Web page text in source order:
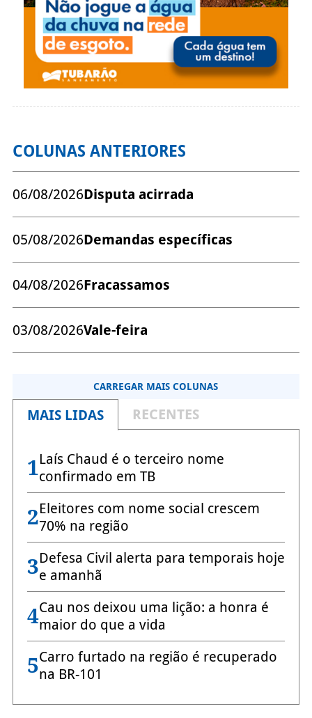
COLUNAS ANTERIORES
06/08/2026Disputa acirrada
05/08/2026Demandas específicas
04/08/2026Fracassamos
03/08/2026Vale-feira
CARREGAR MAIS COLUNAS
MAIS LIDAS RECENTES
1Laís Chaud é o terceiro nome
confirmado em TB
2Eleitores com nome social crescem
70% na região
3Defesa Civil alerta para temporais hoje
e amanhã
4Cau nos deixou uma lição: a honra é
maior do que a vida
5Carro furtado na região é recuperado
na BR-101